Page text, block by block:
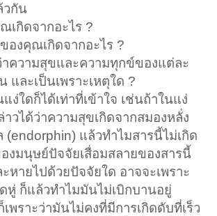
วกัน
เกิดจากอะไร ?
องคุณเกิดจากอะไร ?
าความสุขและความทุกข์ของแต่ละ
และเป็นเพราะเหตุใด ?
ง่ใดก็ได้เท่าที่เข้าใจ เช่นถ้าในแง่
วได้ว่าความสุขเกิดจากสมองหลั่ง
(endorphin) แล้วทำไมสารนี้ไม่เกิด
งมนุษย์ปัจจัยเสื่อมสลายของสารนี้
หายไปด้วยปัจจัยใด อาจจะเพราะ
หู่ ก็แล้วทำไมมันไม่เบิกบานอยู่
เพราะว่ามันไม่คงที่มีการเกิดดับที่เร็ว